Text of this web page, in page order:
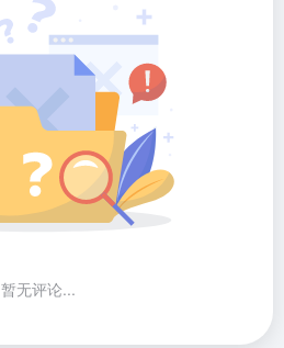
暂无评论...